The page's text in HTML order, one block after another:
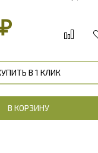
В 1 КЛИК
В КОРЗИНУ